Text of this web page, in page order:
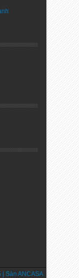
| Sàn ANCASA